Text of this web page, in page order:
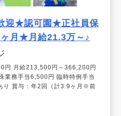
迎★認可園★正社員保
月★月給21.3万～♪
円 月給213,500円～366,200円
業務手当6,500円 臨時特例手当
賞与：年2回（計3.9ヶ月※前